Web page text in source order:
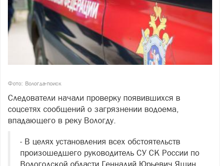
Фото: Вологда-поиск
Следователи начали проверку появившихся в
соцсетях сообщений о загрязнении водоема,
впадающего в реку Вологду.
- В целях установления всех обстоятельств
произошедшего руководитель СУ СК России по